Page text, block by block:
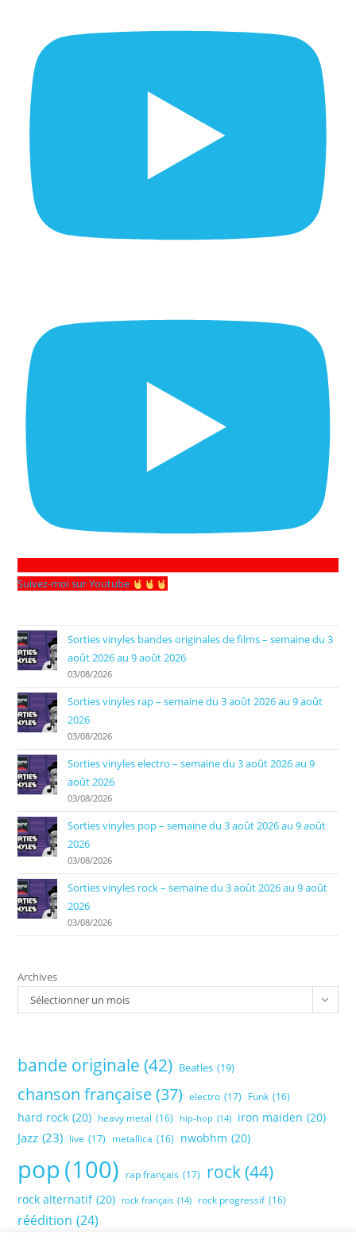
Suivez-moi sur Youtube
Sorties vinyles bandes originales de films – semaine du 3
août 2026 au 9 août 2026
03/08/2026
Sorties vinyles rap – semaine du 3 août 2026 au 9 août
2026
03/08/2026
Sorties vinyles electro – semaine du 3 août 2026 au 9
août 2026
03/08/2026
Sorties vinyles pop – semaine du 3 août 2026 au 9 août
2026
03/08/2026
Sorties vinyles rock – semaine du 3 août 2026 au 9 août
2026
03/08/2026
Archives
Sélectionner un mois
bande originale (42) Beatles (19)
chanson française (37) electro (17) Funk (16)
hard rock (20) heavy metal (16) hip-hop (14) iron maiden (20)
Jazz (23) live (17) metallica (16) nwobhm (20)
pop(100) rap français (17) rock(44)
rock alternatif (20) rock français (14) rock progressif (16)
réédition (24)